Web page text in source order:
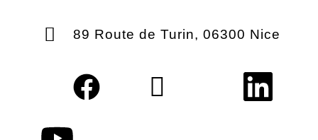
89 Route de Turin, 06300 Nice